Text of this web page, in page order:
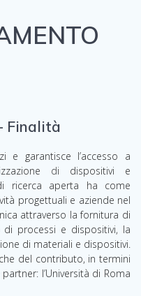
Finalità
e garantisce l’accesso a
di dispositivi e
ricerca aperta ha come
progettuali e aziende nel
attraverso la fornitura di
di processi e dispositivi, la
di materiali e dispositivi.
del contributo, in termini
l’Università di Roma